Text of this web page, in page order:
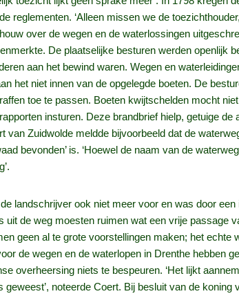
reglementen. ‘Alleen missen we de
over de wegen en de waterlossingen
De plaatselijke besturen werden openlijk
aan het bewind waren. Wegen en
het niet innen van de opgelegde boeten. De
toe te passen. Boeten kwijtschelden mocht
insturen. Deze brandbrief hielp, getuige de
Zuidwolde meldde bijvoorbeeld dat de
bevonden’ is. ‘Hoewel de naam van de
landschrijver ook niet meer voor en was door
de weg moesten ruimen wat een vrije passage
geen al te grote voorstellingen maken; het echte
de wegen en de waterlopen in Drenthe hebben
overheersing niets te bespeuren. ‘Het lijkt
noteerde Coert. Bij besluit van de koning